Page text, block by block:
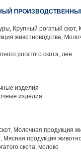
Крупный рогатый скот,
животноводства,
рогатого скота, лен
изделия
изделия
Молочная продукция
Мясная продукция
скота, молоко